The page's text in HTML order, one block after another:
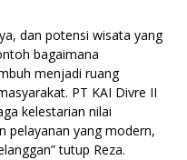
dan potensi wisata yang
bagaimana
menjadi ruang
PT KAI Divre II
kelestarian nilai
pelayanan yang modern,
tutup Reza.